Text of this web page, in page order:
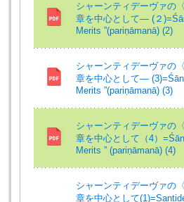
シャーンティデーヴァの
章を中心として― (２
Merits ”(pariṇāmanā) (2)
シャーンティデーヴァの
章を中心として―
Merits ”(pariṇāmanā) (3)
シャーンティデーヴァの
章を中心として（4）
Merits ” (pariṇāmanā) (4)
シャーンティデーヴァの
章を中心として